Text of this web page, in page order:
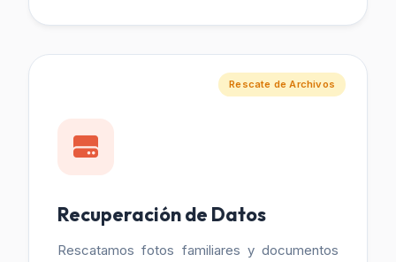
Rescate de Archivos
Recuperación de Datos
Rescatamos fotos familiares y documentos